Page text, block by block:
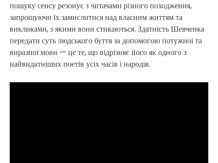
пошуку сенсу резонує з читачами різного походження,
запрошуючи їх замислитися над власним життям та
викликами, з якими вони стикаються. Здатність Шевченка
передати суть людського буття за допомогою потужної та
виразної мови — це те, що відрізняє його як одного з
найвидатніших поетів усіх часів і народів.